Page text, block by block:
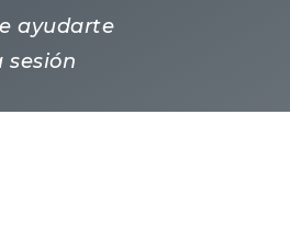
ayudarte
sesión